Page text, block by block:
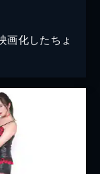
画化したちょ